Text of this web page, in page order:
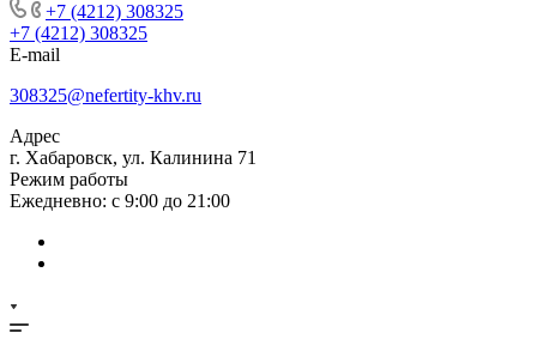
+7 (4212) 308325
+7 (4212) 308325
E-mail
308325@nefertity-khv.ru
Адрес
г. Хабаровск, ул. Калинина 71
Режим работы
Ежедневно: с 9:00 до 21:00